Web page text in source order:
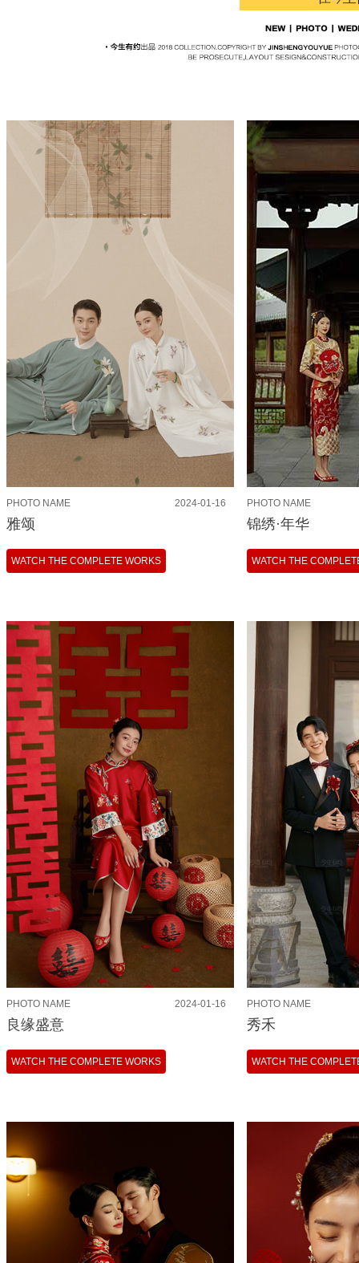
PHOTO NAME 2024-01-16
雅颂
WATCH THE COMPLETE WORKS
PHOTO NAME
锦绣·年华
WATCH THE
PHOTO NAME 2024-01-16
良缘盛意
WATCH THE COMPLETE WORKS
PHOTO NAME
秀禾
WATCH THE